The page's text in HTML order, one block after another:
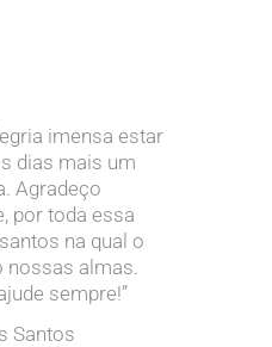
imensa estar
dias mais um
Agradeço
por toda essa
na qual o
nossas almas.
sempre!”
Santos